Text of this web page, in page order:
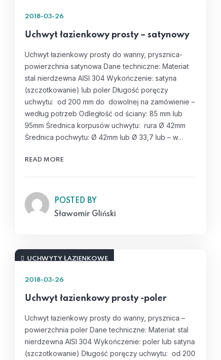
2018-03-26
Uchwyt łazienkowy prosty – satynowy
Uchwyt łazienkowy prosty do wanny, prysznica-
powierzchnia satynowa Dane techniczne: Materiał:
stal nierdzewna AISI 304 Wykończenie: satyna
(szczotkowanie) lub poler Długość poręczy
uchwytu: od 200 mm do dowolnej na zamówienie –
według potrzeb Odległość od ściany: 85 mm lub
95mm Średnica korpusów uchwytu: rura Ø 42mm
Średnica pochwytu: Ø 42mm lub Ø 33,7 lub – w…
READ MORE
POSTED BY
Sławomir Gliński
UCHWYTY ŁAZIENKOWE
2018-03-26
Uchwyt łazienkowy prosty -poler
Uchwyt łazienkowy prosty do wanny, prysznica –
powierzchnia poler Dane techniczne: Materiał: stal
nierdzewna AISI 304 Wykończenie: poler lub satyna
(szczotkowanie) Długość poręczy uchwytu: od 200